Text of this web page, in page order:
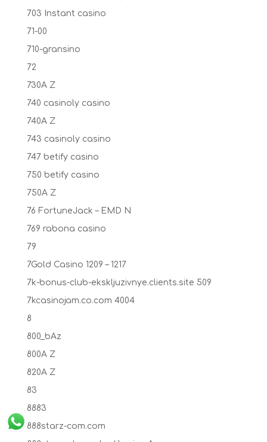
703 Instant casino
71-00
710-gransino
72
730A Z
740 casinoly casino
740A Z
743 casinoly casino
747 betify casino
750 betify casino
750A Z
76 FortuneJack – EMD N
769 rabona casino
79
7Gold Casino 1209 – 1217
7k-bonus-club-ekskljuzivnye.clients.site 509
7kcasinojam.co.com 4004
8
800_bAz
800A Z
820A Z
83
8883
888starz-com.com